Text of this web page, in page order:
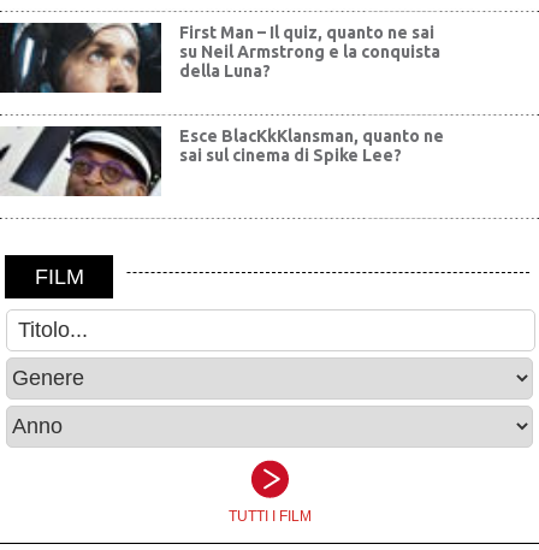
First Man – Il quiz, quanto ne sai
su Neil Armstrong e la conquista
della Luna?
Esce BlacKkKlansman, quanto ne
sai sul cinema di Spike Lee?